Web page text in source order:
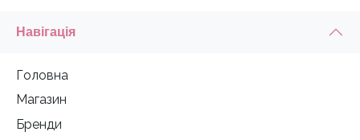
Навігація
Головна
Магазин
Бренди